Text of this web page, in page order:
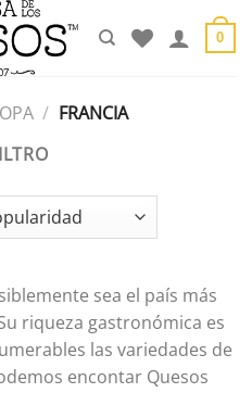
0
/ FRANCIA
sea el país más
riqueza gastronómica es
las variedades de
encontar Quesos